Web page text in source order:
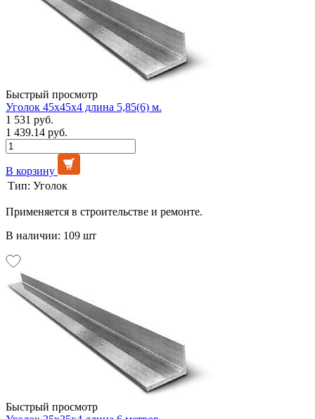
Быстрый просмотр
Уголок 45х45х4 длина 5,85(6) м.
1 531 руб.
1 439.14 руб.
В корзину
Тип: Уголок
Применяется в строительстве и ремонте.
В наличии: 109 шт
Быстрый просмотр